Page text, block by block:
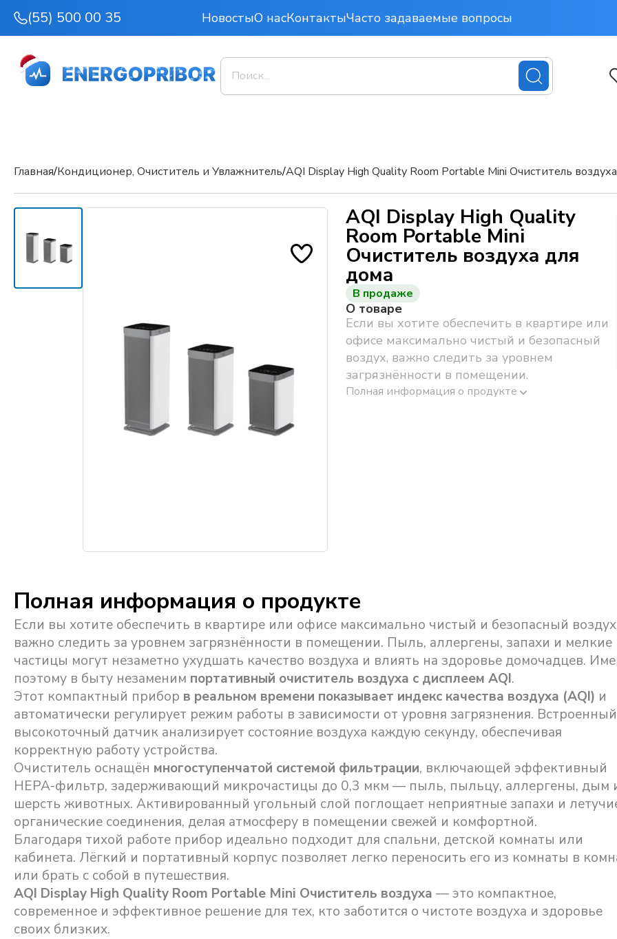
(55) 500 00 35 НовостыО насКонтактыЧасто задаваемые вопросы
Главная/Кондиционер, Очиститель и Увлажнитель/AQI Display High Quality Room Portable Mini Очиститель
AQI Display High Quality
Room Portable Mini
Очиститель воздуха для
дома
В продаже
О товаре
Если вы хотите обеспечить в квартире или
офисе максимально чистый и безопасный
воздух, важно следить за уровнем
загрязнённости в помещении.
Полная информация о продукте
Полная информация о продукте
Если вы хотите обеспечить в квартире или офисе максимально чистый и безопасный
важно следить за уровнем загрязнённости в помещении. Пыль, аллергены, запахи и мелкие
частицы могут незаметно ухудшать качество воздуха и влиять на здоровье домочадцев.
поэтому в быту незаменим портативный очиститель воздуха с дисплеем AQI.
Этот компактный прибор в реальном времени показывает индекс качества воздуха (AQI) и
автоматически регулирует режим работы в зависимости от уровня загрязнения. Встроенный
высокоточный датчик анализирует состояние воздуха каждую секунду, обеспечивая
корректную работу устройства.
Очиститель оснащён многоступенчатой системой фильтрации, включающей эффективный
HEPA-фильтр, задерживающий микрочастицы до 0,3 мкм — пыль, пыльцу, аллергены, дым
шерсть животных. Активированный угольный слой поглощает неприятные запахи и
органические соединения, делая атмосферу в помещении свежей и комфортной.
Благодаря тихой работе прибор идеально подходит для спальни, детской комнаты или
кабинета. Лёгкий и портативный корпус позволяет легко переносить его из комнаты в
или брать с собой в путешествия.
AQI Display High Quality Room Portable Mini Очиститель воздуха — это компактное,
современное и эффективное решение для тех, кто заботится о чистоте воздуха и здоровье
своих близких.